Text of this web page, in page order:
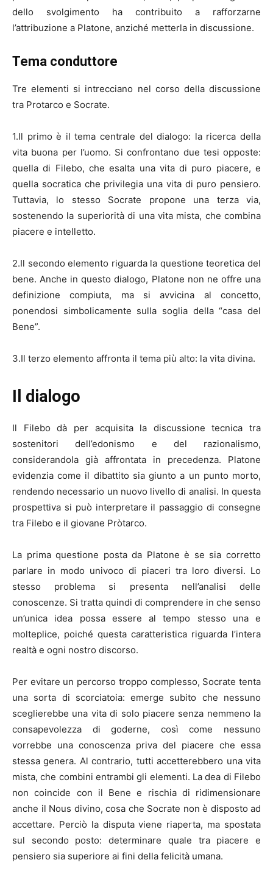
dello svolgimento ha contribuito a rafforzarne
l’attribuzione a Platone, anziché metterla in discussione.
Tema conduttore
Tre elementi si intrecciano nel corso della discussione
tra Protarco e Socrate.
1.Il primo è il tema centrale del dialogo: la ricerca della
vita buona per l’uomo. Si confrontano due tesi opposte:
quella di Filebo, che esalta una vita di puro piacere, e
quella socratica che privilegia una vita di puro pensiero.
Tuttavia, lo stesso Socrate propone una terza via,
sostenendo la superiorità di una vita mista, che combina
piacere e intelletto.
2.Il secondo elemento riguarda la questione teoretica del
bene. Anche in questo dialogo, Platone non ne offre una
definizione compiuta, ma si avvicina al concetto,
ponendosi simbolicamente sulla soglia della “casa del
Bene”.
3.Il terzo elemento affronta il tema più alto: la vita divina.
Il dialogo
Il Filebo dà per acquisita la discussione tecnica tra
sostenitori dell’edonismo e del razionalismo,
considerandola già affrontata in precedenza. Platone
evidenzia come il dibattito sia giunto a un punto morto,
rendendo necessario un nuovo livello di analisi. In questa
prospettiva si può interpretare il passaggio di consegne
tra Filebo e il giovane Pròtarco.
La prima questione posta da Platone è se sia corretto
parlare in modo univoco di piaceri tra loro diversi. Lo
stesso problema si presenta nell’analisi delle
conoscenze. Si tratta quindi di comprendere in che senso
un’unica idea possa essere al tempo stesso una e
molteplice, poiché questa caratteristica riguarda l’intera
realtà e ogni nostro discorso.
Per evitare un percorso troppo complesso, Socrate tenta
una sorta di scorciatoia: emerge subito che nessuno
sceglierebbe una vita di solo piacere senza nemmeno la
consapevolezza di goderne, così come nessuno
vorrebbe una conoscenza priva del piacere che essa
stessa genera. Al contrario, tutti accetterebbero una vita
mista, che combini entrambi gli elementi. La dea di Filebo
non coincide con il Bene e rischia di ridimensionare
anche il Nous divino, cosa che Socrate non è disposto ad
accettare. Perciò la disputa viene riaperta, ma spostata
sul secondo posto: determinare quale tra piacere e
pensiero sia superiore ai fini della felicità umana.